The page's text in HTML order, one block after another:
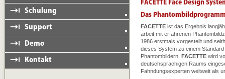
FACETTE ist das Ergebnis
arbeit mit erfahrenen
1986 erstmals vorgestellt und
dieses System zu einem
Phantombildern. FACETTE wird
deutschsprachigen Raums
Fahndungsexperten weltweit als